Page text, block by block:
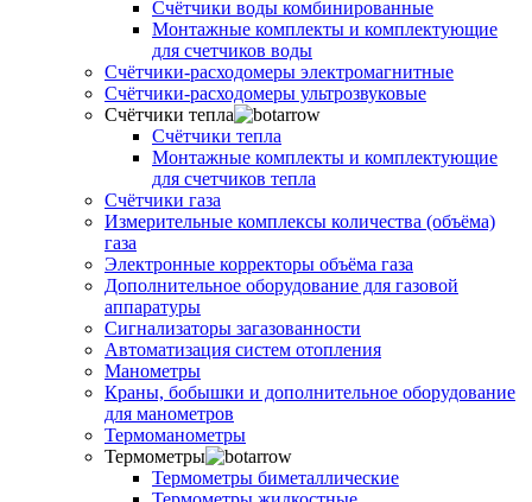
Счётчики воды комбинированные
Монтажные комплекты и комплектующие
для счетчиков воды
Счётчики-расходомеры электромагнитные
Счётчики-расходомеры ультрозвуковые
Счётчики тепла
Счётчики тепла
Монтажные комплекты и комплектующие
для счетчиков тепла
Счётчики газа
Измерительные комплексы количества (объёма)
газа
Электронные корректоры объёма газа
Дополнительное оборудование для газовой
аппаратуры
Сигнализаторы загазованности
Автоматизация систем отопления
Манометры
Краны, бобышки и дополнительное оборудование
для манометров
Термоманометры
Термометры
Термометры биметаллические